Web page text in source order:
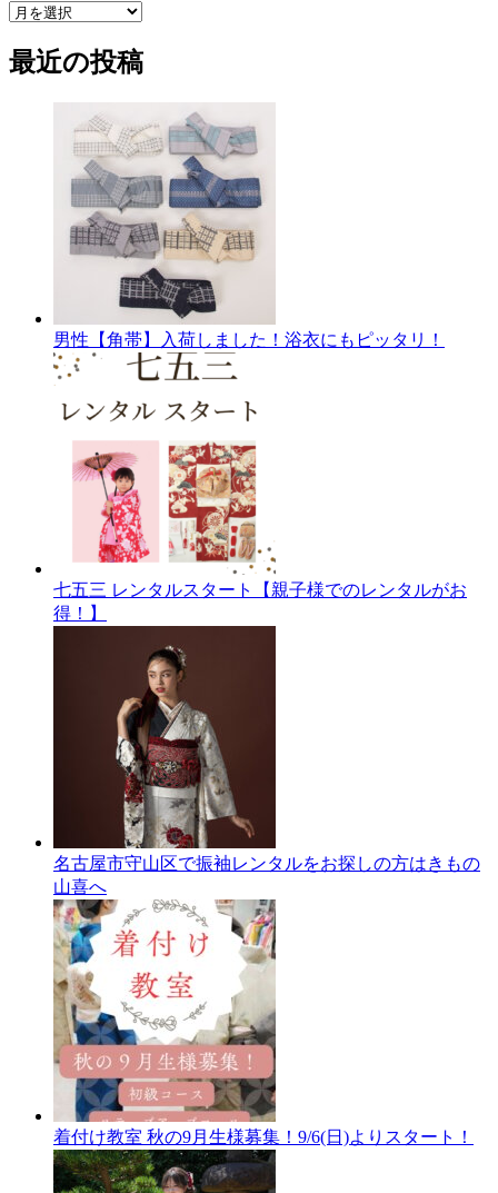
ア
カ
イ
最近の投稿
男性【角帯】入荷しました！浴衣にもピッタリ！
七五三 レンタルスタート【親子様でのレンタルがお
得！】
名古屋市守山区で振袖レンタルをお探しの方はきもの
山喜へ
着付け教室 秋の9月生様募集！9/6(日)よりスタート！